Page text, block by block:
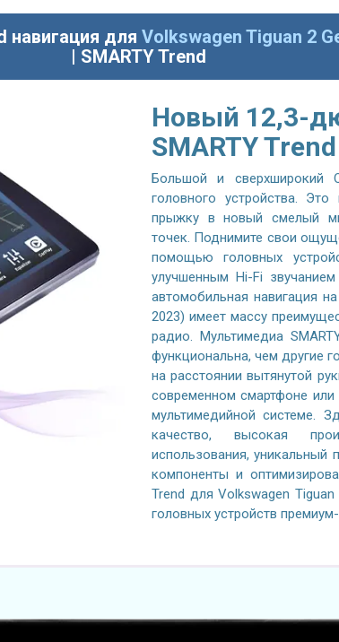
навигация для Volkswagen Tiguan 2
| SMARTY Trend
Новый 12,3-
SMARTY Trend
Большой и сверхширокий
головного устройства.
прыжку в новый смелый
точек. Поднимите свои
помощью головных
улучшенным Hi-Fi
автомобильная навигация
2023) имеет массу
радио. Мультимедиа
функциональна, чем другие
на расстоянии вытянутой
современном смартфоне или
мультимедийной системе.
качество, высокая
использования, уникальный
компоненты и
Trend для Volkswagen
головных устройств